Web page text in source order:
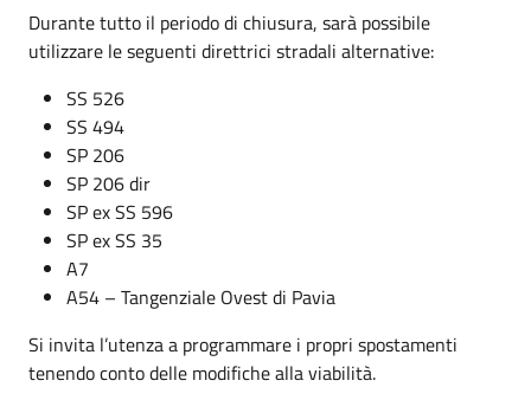
Durante tutto il periodo di chiusura, sarà possibile
utilizzare le seguenti direttrici stradali alternative:
SS 526
SS 494
SP 206
SP 206 dir
SP ex SS 596
SP ex SS 35
A7
A54 – Tangenziale Ovest di Pavia
Si invita l’utenza a programmare i propri spostamenti
tenendo conto delle modifiche alla viabilità.